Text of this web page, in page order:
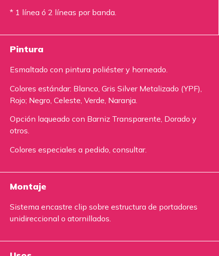
* 1 línea ó 2 líneas por banda.
Pintura
Esmaltado con pintura poliéster y horneado.
Colores estándar: Blanco, Gris Silver Metalizado (YPF),
Rojo; Negro, Celeste, Verde, Naranja.
Opción laqueado con Barniz Transparente, Dorado y
otros.
Colores especiales a pedido, consultar.
Montaje
Sistema encastre clip sobre estructura de portadores
unidireccional o atornillados.